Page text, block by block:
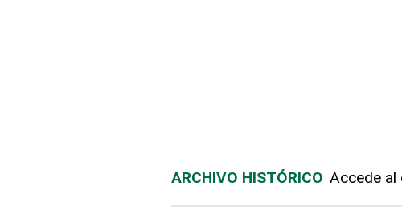
ARCHIVO HISTÓRICO Accede al